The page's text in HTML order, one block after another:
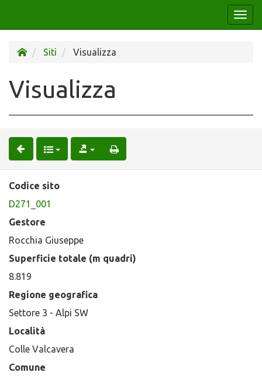
Siti Visualizza
Visualizza
Codice sito
D271_001
Gestore
Rocchia Giuseppe
Superficie totale (m quadri)
8.819
Regione geografica
Settore 3 - Alpi SW
Località
Colle Valcavera
Comune